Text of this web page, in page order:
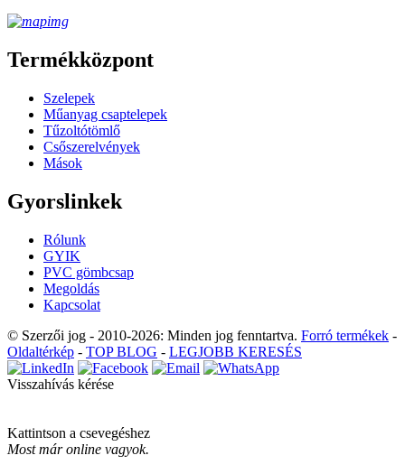
Termékközpont
Szelepek
Műanyag csaptelepek
Tűzoltótömlő
Csőszerelvények
Mások
Gyorslinkek
Rólunk
GYIK
PVC gömbcsap
Megoldás
Kapcsolat
© Szerzői jog - 2010-2026: Minden jog fenntartva. Forró termékek -
Oldaltérkép - TOP BLOG - LEGJOBB KERESÉS
Visszahívás kérése
Kattintson a csevegéshez
Most már online vagyok.